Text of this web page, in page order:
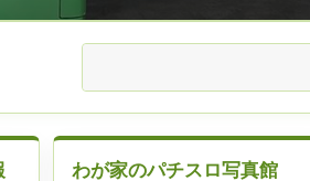
わが家のパチスロ写真館